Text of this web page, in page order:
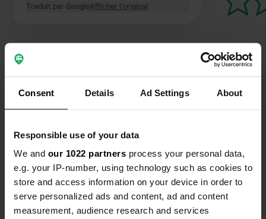
Consent Details Ad Settings About
Responsible use of your data
We and our 1022 partners process your personal data,
e.g. your IP-number, using technology such as cookies to
store and access information on your device in order to
serve personalized ads and content, ad and content
measurement, audience research and services
Traduit par GoogleAfficher l'original
Contact
Auwisstrasse 37
8493, Bauma (Zurich), Suisse
Coordonnées
47° 23' 24" N 8° 51' 34" E